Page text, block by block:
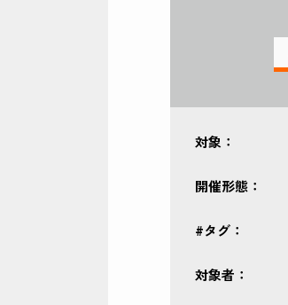
対象：
開催形態：
#タグ：
対象者：